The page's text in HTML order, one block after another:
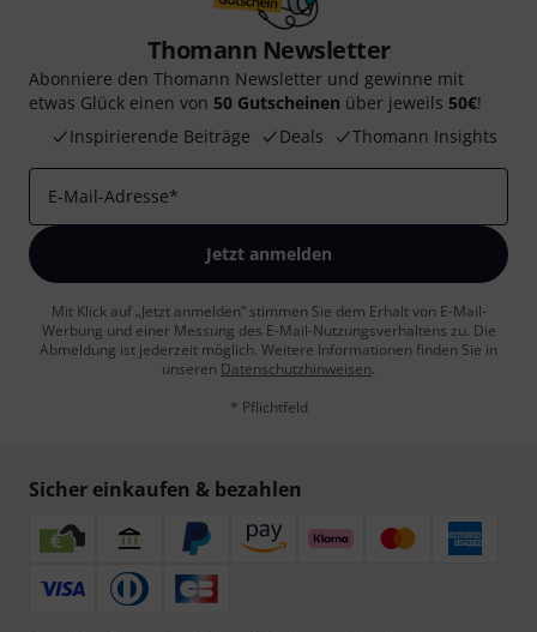
Thomann Newsletter
Abonniere den Thomann Newsletter und gewinne mit
etwas Glück einen von 50 Gutscheinen über jeweils 50€!
Inspirierende Beiträge
Deals Thomann Insights
E-Mail-Adresse*
Jetzt anmelden
Mit Klick auf „Jetzt anmelden“ stimmen Sie dem Erhalt von E-Mail-
Werbung und einer Messung des E-Mail-Nutzungsverhaltens zu. Die
Abmeldung ist jederzeit möglich. Weitere Informationen finden Sie in
unseren Datenschutzhinweisen.
* Pflichtfeld
Sicher einkaufen & bezahlen